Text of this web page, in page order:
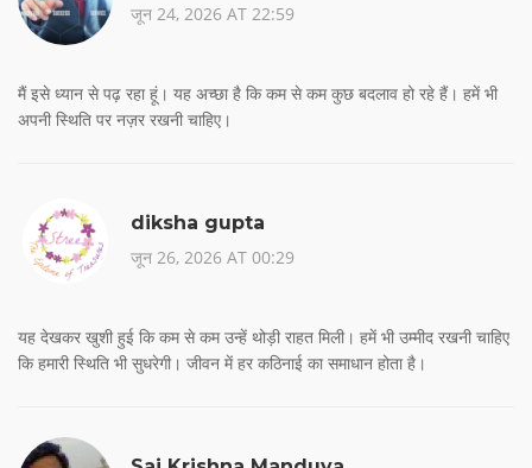
जून 24, 2026 AT 22:59
मैं इसे ध्यान से पढ़ रहा हूं। यह अच्छा है कि कम से कम कुछ बदलाव हो रहे हैं। हमें भी
अपनी स्थिति पर नज़र रखनी चाहिए।
diksha gupta
जून 26, 2026 AT 00:29
यह देखकर खुशी हुई कि कम से कम उन्हें थोड़ी राहत मिली। हमें भी उम्मीद रखनी चाहिए
कि हमारी स्थिति भी सुधरेगी। जीवन में हर कठिनाई का समाधान होता है।